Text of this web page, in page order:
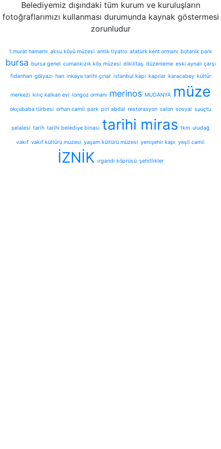
Belediyemiz dışındaki tüm kurum ve kuruluşların
fotoğraflarımızı kullanması durumunda kaynak göstermesi
zorunludur
1.murat hamamı aksu köyü müzesi antik tiyatro atatürk kent ormanı botanik park
bursa bursa genel cumalıkızık köy müzesi dikilitaş düzenleme eski aynalı çarşı
fidanhan gölyazı han inkaya tarihi çınar istanbul kapı kapılar karacabey kültür
merkezi kılıç kalkan evi longoz ormanı merinos MUDANYA müze
okçubaba türbesi orhan camii park piri abdal restorasyon salon sosyal suuçtu
şelalesi tarih tarihi belediye binası tarihi miras tkm uludağ
vakıf vakıf kültürü müzesi yaşam kültürü müzesi yenişehir kapı yeşil camii
İZNİK ırgandi köprüsü şehitlikler